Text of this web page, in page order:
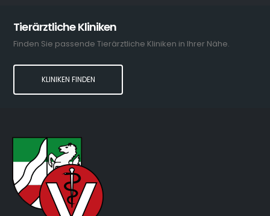
Tierärztliche Kliniken
Finden Sie passende Tierärztliche Kliniken in Ihrer Nähe.
KLINIKEN FINDEN